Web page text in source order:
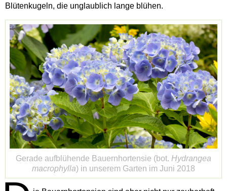
Blütenkugeln, die unglaublich lange blühen.
Gerade aufblühende Bauernhortensie (bot. Hydrangea
macrophylla) in unserem Garten im Juni 2018